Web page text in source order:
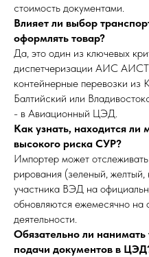
стоимость документами.
Влияет ли выбор
оформлять товар?
Да, это один из ключевых
диспетчеризации АИС
контейнерные перевозки из
Балтийский или
- в Авиационный ЦЭД.
Как узнать, находится ли
высокого риска СУР?
Импортер может
рирования (зеленый,
участника ВЭД на
обновляются ежемесячно на
деятельности.
Обязательно ли
подачи документов в